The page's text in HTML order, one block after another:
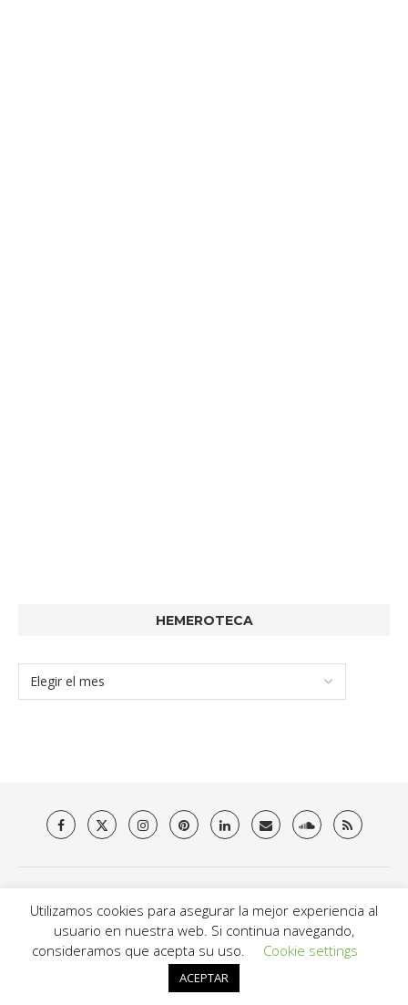
HEMEROTECA
Contacto
@2021 - Brit Es Magazine. All Right Reserved.
VOLVER ARRIVA
Utilizamos cookies para asegurar la mejor experiencia al
usuario en nuestra web. Si continua navegando,
consideramos que acepta su uso.
Cookie settings
ACEPTAR